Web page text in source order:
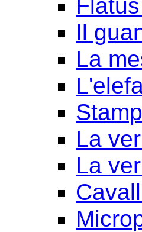
Il
La
La
La